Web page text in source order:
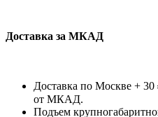
Доставка за МКАД
Доставка по Москве +
от МКАД.
Подъем